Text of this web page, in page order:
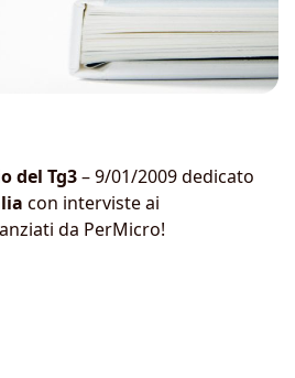
del Tg3– 9/01/2009 dedicato
con interviste ai
da PerMicro!